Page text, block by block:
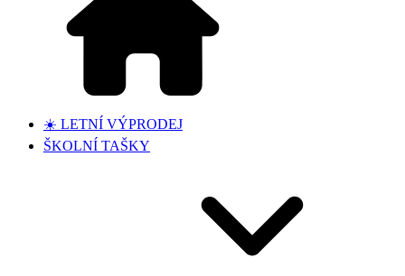
☀️ LETNÍ VÝPRODEJ
ŠKOLNÍ TAŠKY